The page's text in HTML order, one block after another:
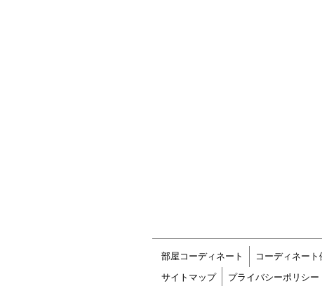
部屋コーディネート コーディネート
サイトマップ
プライバシーポリシー